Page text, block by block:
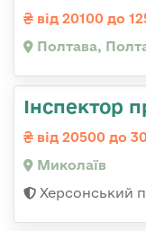
від 20100 до
Полтава,
Інспектор
від 20500 до
Миколаїв
Херсонський